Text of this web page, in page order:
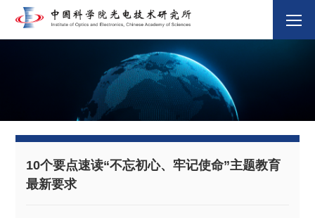
10个要点速读“不忘初心、牢记使命”主题教育
最新要求